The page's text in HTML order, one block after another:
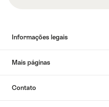
Informações legais
Mais páginas
Contato